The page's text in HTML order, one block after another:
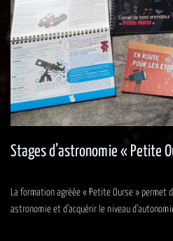
Stages d’astronomie « Petite
La formation agréée « Petite Ourse » permet
astronomie et d’acquérir le niveau